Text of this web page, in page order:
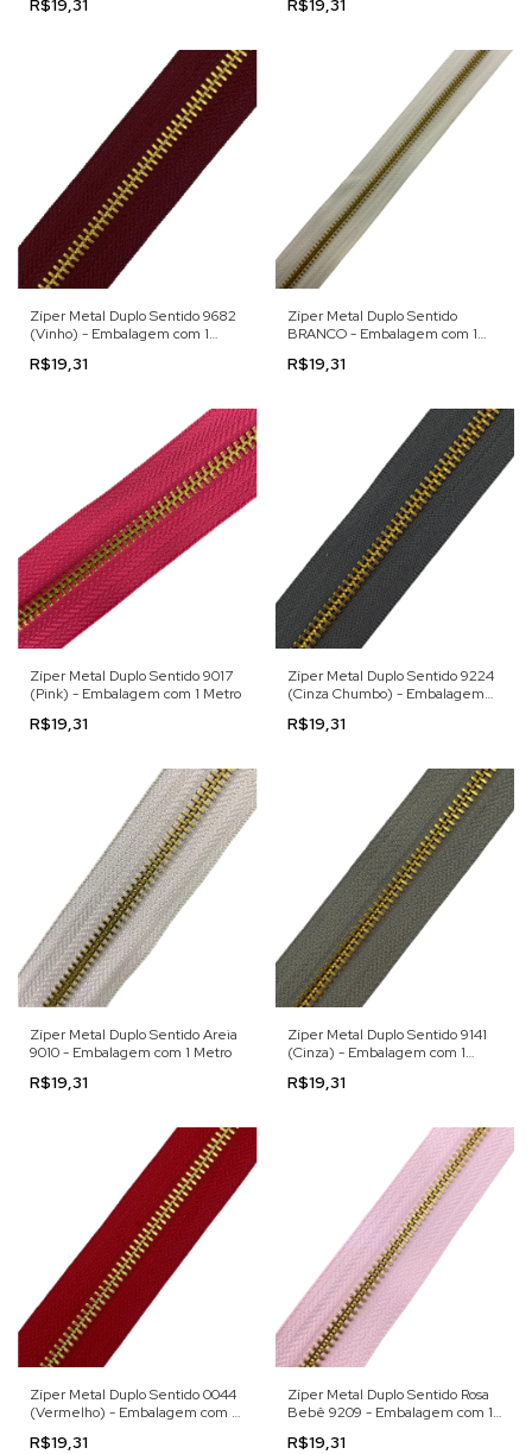
Zíper Metal Duplo Sentido 9682
(Vinho) - Embalagem com 1
R$19,31
Zíper Metal Duplo Sentido
BRANCO - Embalagem com 1
R$19,31
Zíper Metal Duplo Sentido 9017
(Pink) - Embalagem com 1 Metro
R$19,31
Zíper Metal Duplo Sentido 9224
(Cinza Chumbo) - Embalagem
R$19,31
Zíper Metal Duplo Sentido Areia
9010 - Embalagem com 1 Metro
R$19,31
Zíper Metal Duplo Sentido 9141
(Cinza) - Embalagem com 1
R$19,31
Zíper Metal Duplo Sentido 0044
(Vermelho) - Embalagem com 1
R$19,31
Zíper Metal Duplo Sentido Rosa
Bebê 9209 - Embalagem com 1
R$19,31